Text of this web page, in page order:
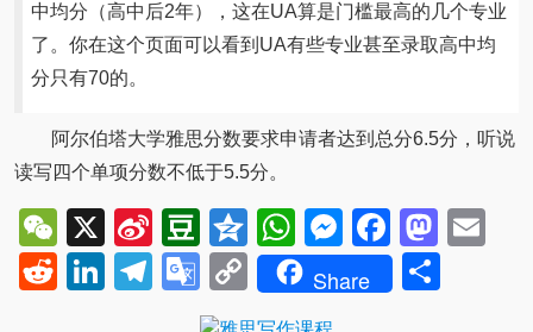
中均分（高中后2年），这在UA算是门槛最高的几个专业
了。你在这个页面可以看到UA有些专业甚至录取高中均
分只有70的。
阿尔伯塔大学雅思分数要求申请者达到总分6.5分，听说
读写四个单项分数不低于5.5分。
WeChat
X
Sina
Weibo
Douban
QzoneWhatsApp
Messenger
RedditLinkedIn
Telegram
Google
Translate
Copy
Link
Share